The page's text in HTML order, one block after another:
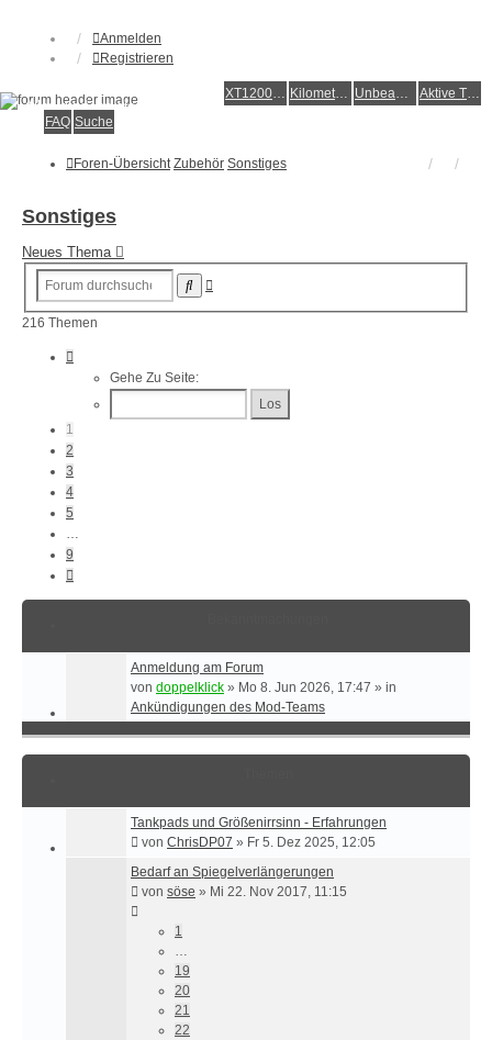
Anmelden
Registrieren
XT1200Z-Wiki Kilometerstatistik Unbeantwortete Themen Aktive Themen
Alles rund um die Yamaha XT1200Z Super Ténéré
FAQ Suche
Foren-Übersicht Zubehör Sonstiges
Sonstiges
Neues Thema
Suche
216 Themen
Gehe Zu Seite:
1
2
3
4
5
9
Anmeldung am Forum
von doppelklick » Mo 8. Jun 2026, 17:47 » in
Ankündigungen des Mod-Teams
Tankpads und Größenirrsinn - Erfahrungen
von ChrisDP07 » Fr 5. Dez 2025, 12:05
Bedarf an Spiegelverlängerungen
von söse » Mi 22. Nov 2017, 11:15
1
19
20
21
22